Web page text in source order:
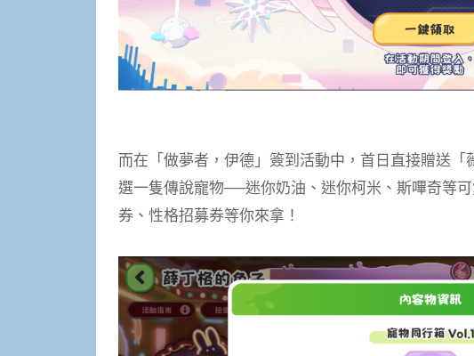
而在「做夢者，伊德」簽到活動中，首日直接贈送
選一隻傳說寵物──迷你奶油、迷你柯米、斯嗶奇等
券、性格招募券等你來拿！